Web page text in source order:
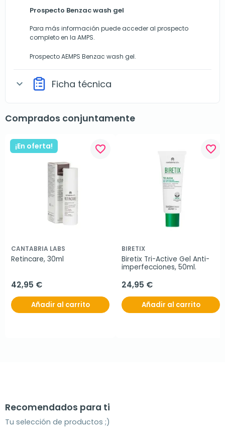
Prospecto Benzac wash gel
Para más información puede acceder al prospecto
completo en la AMPS.
Prospecto AEMPS Benzac wash gel.
expand_more Ficha técnica
Comprados conjuntamente
¡En oferta! favorite_border
CANTABRIA LABS
Retincare, 30ml
42,95 €
Añadir al carrito
favorite_border
BIRETIX
Biretix Tri-Active Gel Anti-
imperfecciones, 50ml.
24,95 €
Añadir al carrito
Recomendados para ti
Tu selección de productos ;)